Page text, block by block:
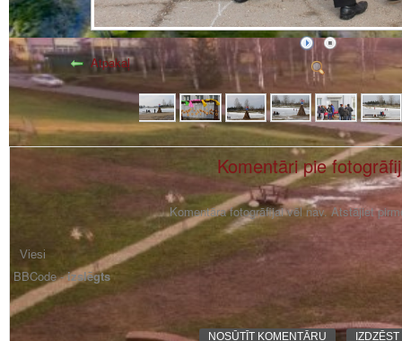
Atpakaļ
Komentāri pie
Komentāra fotogrāfijai vēl nav. Atstājiet
BBCode -izslēgts